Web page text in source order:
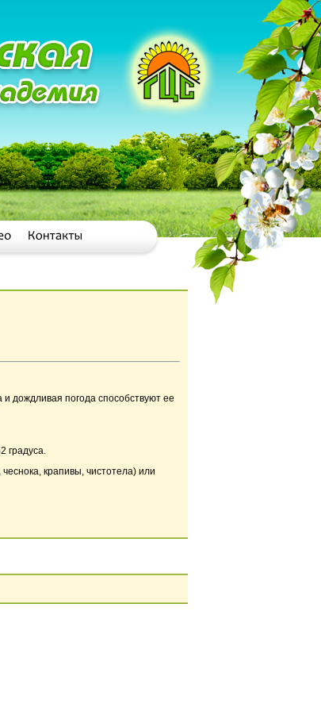
и дождливая погода способствуют ее
градуса.
крапивы, чистотела) или